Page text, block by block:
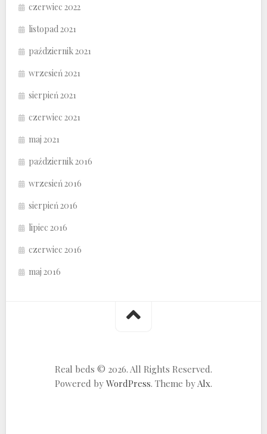
czerwiec 2022
listopad 2021
październik 2021
wrzesień 2021
sierpień 2021
czerwiec 2021
maj 2021
październik 2016
wrzesień 2016
sierpień 2016
lipiec 2016
czerwiec 2016
maj 2016
Real beds © 2026. All Rights Reserved.
Powered by WordPress. Theme byAlx.